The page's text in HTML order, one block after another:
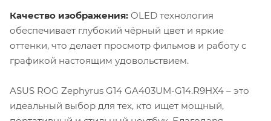
Качество изображения: OLED технология
обеспечивает глубокий чёрный цвет и яркие
оттенки, что делает просмотр фильмов и работу с
графикой настоящим удовольствием.
ASUS ROG Zephyrus G14 GA403UM-G14.R9HX4 – это
идеальный выбор для тех, кто ищет мощный,